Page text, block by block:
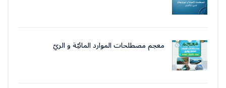
معجم مصطلحات الموارد المائيّة و الريّ